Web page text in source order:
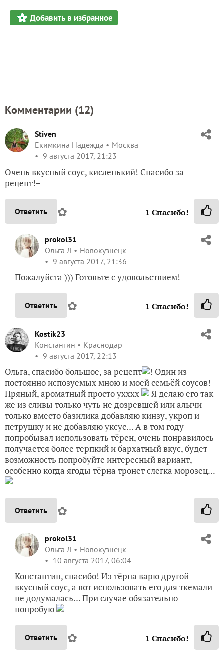
Добавить в избранное
Комментарии (12)
Stiven
Екимкина Надежда
Москва
9 августа 2017, 21:23
Очень вкусный соус, кисленький! Спасибо за
рецепт!+
Ответить ✿ 1 Спасибо!
prokol31
Ольга Л
Новокузнецк
9 августа 2017, 21:36
Пожалуйста ))) Готовьте с удовольствием!
Ответить ✿ 1 Спасибо!
Kostik23
Константин
Краснодар
9 августа 2017, 22:13
Ольга, спасибо большое, за рецепт
! Один из
постоянно испозуемых мною и моей семьёй соусов!
Пряный, ароматный просто ухххх
Я делаю его так
же из сливы только чуть не дозревшей или алычи
только вместо базилика добавляю кинзу, укроп и
петрушку и не добавляю уксус… А в том году
попробывал использовать тёрен, очень понравилось
получается более терпкий и бархатный вкус, будет
возможность попробуйте интересный вариант,
особенно когда ягоды тёрна тронет слегка морозец...
Ответить ✿
prokol31
Ольга Л
Новокузнецк
10 августа 2017, 06:04
Константин, спасибо! Из тёрна варю другой
вкусный соус, а вот использовать его для ткемали
не додумалась… При случае обязательно
попробую
Ответить ✿ 1 Спасибо!